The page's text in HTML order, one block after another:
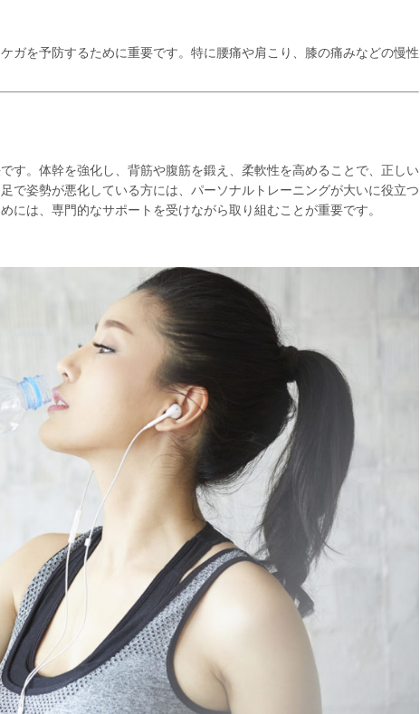
ガを予防するために重要です。特に腰痛や肩こり、膝の痛みなどの慢性
す。体幹を強化し、背筋や腹筋を鍛え、柔軟性を高めることで、正しい
で姿勢が悪化している方には、パーソナルトレーニングが大いに役立つ
は、専門的なサポートを受けながら取り組むことが重要です。